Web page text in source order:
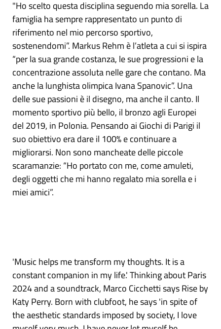
"Ho scelto questa disciplina seguendo mia sorella. La
famiglia ha sempre rappresentato un punto di
riferimento nel mio percorso sportivo,
sostenendomi”. Markus Rehm è l’atleta a cui si ispira
“per la sua grande costanza, le sue progressioni e la
concentrazione assoluta nelle gare che contano. Ma
anche la lunghista olimpica Ivana Spanovic”. Una
delle sue passioni è il disegno, ma anche il canto. Il
momento sportivo più bello, il bronzo agli Europei
del 2019, in Polonia. Pensando ai Giochi di Parigi il
suo obiettivo era dare il 100% e continuare a
migliorarsi. Non sono mancheate delle piccole
scaramanzie: “Ho portato con me, come amuleti,
degli oggetti che mi hanno regalato mia sorella e i
miei amici”.
'Music helps me transform my thoughts. It is a
constant companion in my life.' Thinking about Paris
2024 and a soundtrack, Marco Cicchetti says Rise by
Katy Perry. Born with clubfoot, he says 'in spite of
the aesthetic standards imposed by society, I love